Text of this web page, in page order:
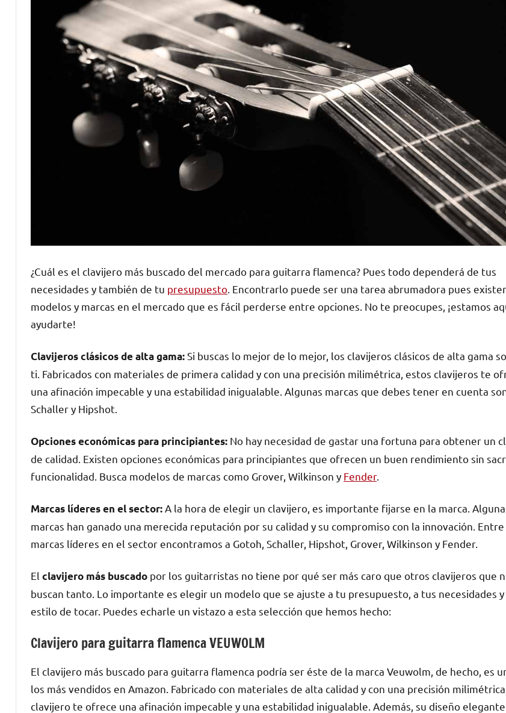
¿Cuál es el clavijero más buscado del mercado para guitarra flamenca? Pues todo dependerá de tus
necesidades y también de tu presupuesto . Encontrarlo puede ser una tarea abrumadora pues
modelos y marcas en el mercado que es fácil perderse entre opciones. No te preocupes, ¡estamos
ayudarte!
Clavijeros clásicos de alta gama:Si buscas lo mejor de lo mejor, los clavijeros clásicos de alta gama
ti. Fabricados con materiales de primera calidad y con una precisión milimétrica, estos clavijeros te
una afinación impecable y una estabilidad inigualable. Algunas marcas que debes tener en cuenta
Schaller y Hipshot.
Opciones económicas para principiantes: No hay necesidad de gastar una fortuna para obtener un
de calidad. Existen opciones económicas para principiantes que ofrecen un buen rendimiento sin
funcionalidad. Busca modelos de marcas como Grover, Wilkinson y Fender.
Marcas líderes en el sector: A la hora de elegir un clavijero, es importante fijarse en la marca.
marcas han ganado una merecida reputación por su calidad y su compromiso con la innovación. Entre
marcas líderes en el sector encontramos a Gotoh, Schaller, Hipshot, Grover, Wilkinson y Fender.
El clavijero más buscado por los guitarristas no tiene por qué ser más caro que otros clavijeros que
buscan tanto. Lo importante es elegir un modelo que se ajuste a tu presupuesto, a tus necesidades y
estilo de tocar. Puedes echarle un vistazo a esta selección que hemos hecho:
Clavijero para guitarra flamenca VEUWOLM
El clavijero más buscado para guitarra flamenca podría ser éste de la marca Veuwolm, de hecho, es
los más vendidos en Amazon. Fabricado con materiales de alta calidad y con una precisión
clavijero te ofrece una afinación impecable y una estabilidad inigualable. Además, su diseño